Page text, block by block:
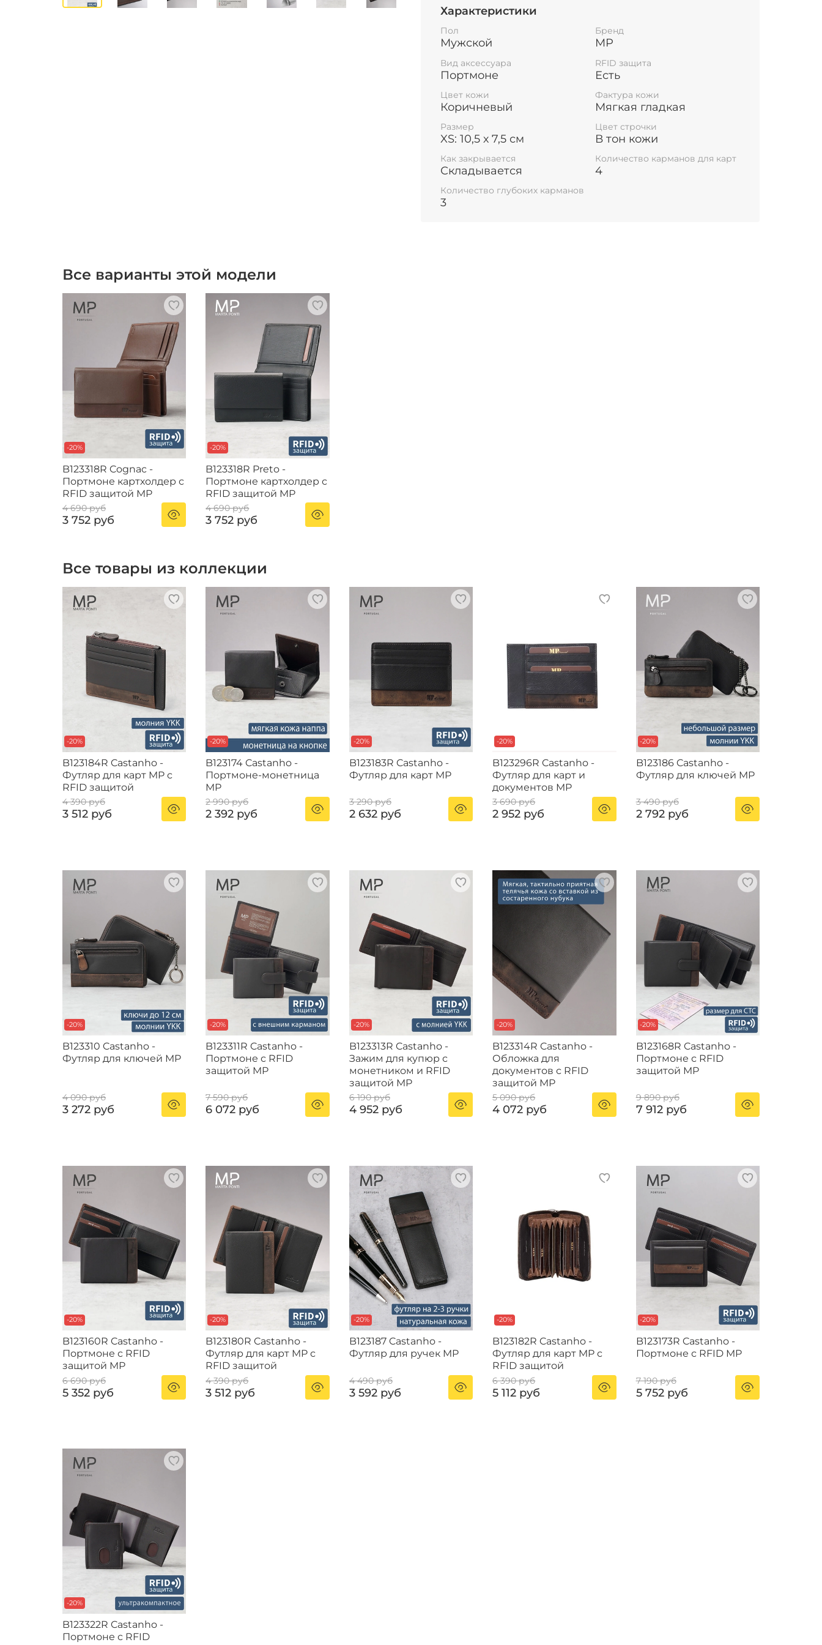
считывания карт).
Характеристики
Пол
Мужской
Бренд
MP
Вид аксессуара
Портмоне
RFID защита
Есть
Цвет кожи
Коричневый
Фактура кожи
Мягкая гладкая
Размер
XS: 10,5 х 7,5 см
Цвет строчки
В тон кожи
Как закрывается
Складывается
Количество карманов для карт
4
Количество глубоких карманов
3
Все варианты этой модели
-20%
B123318R Cognac -
Портмоне картхолдер с
RFID защитой MP
4 690 руб
3 752 руб
-20%
B123318R Preto -
Портмоне картхолдер с
RFID защитой MP
4 690 руб
3 752 руб
Все товары из коллекции
-20%
B123184R Castanho -
Футляр для карт MP с
RFID защитой
4 390 руб
3 512 руб
-20%
B123174 Castanho -
Портмоне-монетница
MP
2 990 руб
2 392 руб
-20%
B123183R Castanho -
Футляр для карт MP
3 290 руб
2 632 руб
-20%
B123296R Castanho -
Футляр для карт и
документов MP
3 690 руб
2 952 руб
-20%
B123186 Castanho -
Футляр для ключей MP
3 490 руб
2 792 руб
-20%
B123310 Castanho -
Футляр для ключей MP
4 090 руб
3 272 руб
-20%
B123311R Castanho -
Портмоне с RFID
защитой MP
7 590 руб
6 072 руб
-20%
B123313R Castanho -
Зажим для купюр с
монетником и RFID
защитой MP
6 190 руб
4 952 руб
-20%
B123314R Castanho -
Обложка для
документов с RFID
защитой MP
5 090 руб
4 072 руб
-20%
B123168R Castanho -
Портмоне с RFID
защитой MP
9 890 руб
7 912 руб
-20%
B123160R Castanho -
Портмоне с RFID
защитой MP
6 690 руб
5 352 руб
-20%
B123180R Castanho -
Футляр для карт MP с
RFID защитой
4 390 руб
3 512 руб
-20%
B123187 Castanho -
Футляр для ручек MP
4 490 руб
3 592 руб
-20%
B123182R Castanho -
Футляр для карт MP с
RFID защитой
6 390 руб
5 112 руб
-20%
B123173R Castanho -
Портмоне с RFID MP
7 190 руб
5 752 руб
-20%
B123322R Castanho -
Портмоне с RFID